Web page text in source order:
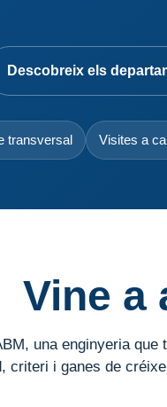
Descobreix els
transversal Visites a
Vine a
una enginyeria
criteri i ganes de